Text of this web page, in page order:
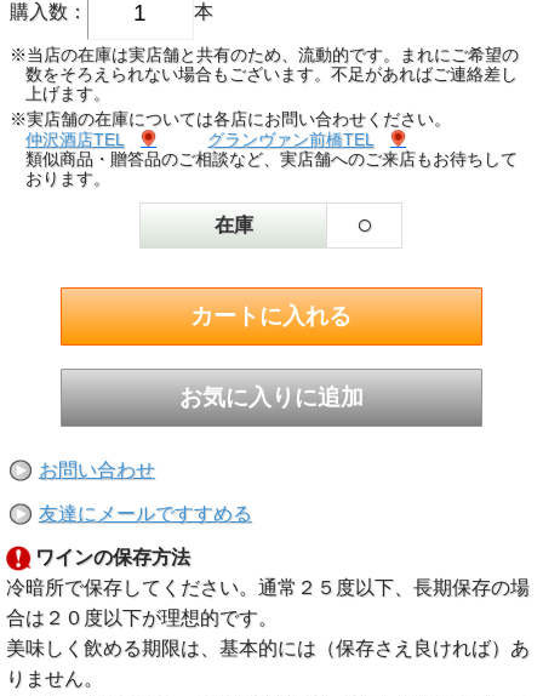
購入数： 本
※当店の在庫は実店舗と共有のため、流動的です。まれにご希望の
数をそろえられない場合もございます。不足があればご連絡差し
上げます。
※実店舗の在庫については各店にお問い合わせください。
仲沢酒店TEL
グランヴァン前橋TEL
類似商品・贈答品のご相談など、実店舗へのご来店もお待ちして
おります。
在庫 ○
お問い合わせ
友達にメールですすめる
ワインの保存方法
冷暗所で保存してください。通常２５度以下、長期保存の場
合は２０度以下が理想的です。
美味しく飲める期限は、基本的には（保存さえ良ければ）あ
りません。